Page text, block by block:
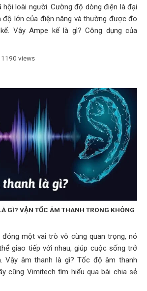
hội loài người. Cường độ dòng điện là đại
độ lớn của điện năng và thường được đo
Vậy Ampe kế là gì? Công dụng của
1190 views
GÌ? VẬN TỐC ÂM THANH TRONG KHÔNG
một vai trò vô cùng quan trọng, nó
giao tiếp với nhau, giúp cuộc sống trở
Vậy âm thanh là gì? Tốc độ âm thanh
cũng Vimitech tìm hiểu qua bài chia sẻ